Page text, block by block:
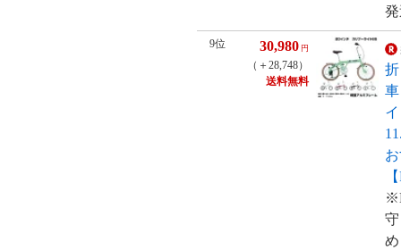
9位 30,980 円
（＋28,748）
送料無料